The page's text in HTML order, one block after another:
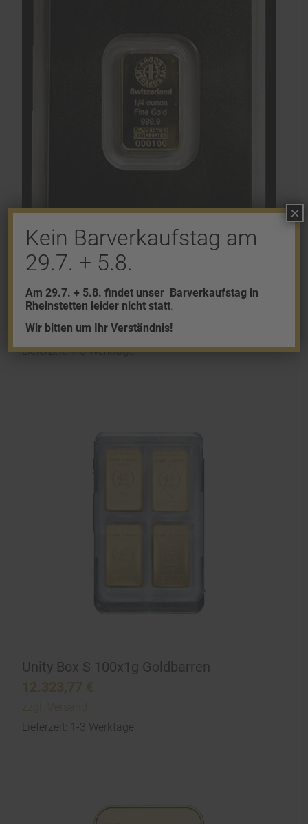
1/4 Unze Goldbarren Resale
960,21€
zzgl.Versand
Lieferzeit: 1-3 Werktage
Unity Box S 100x1g Goldbarren
12.323,77 €
zzgl.
Versand
Lieferzeit: 1-3 Werktage
Kein Barverkaufstag am
29.7. + 5.8.
Am 29.7. + 5.8. findet unser Barverkaufstag in
Rheinstetten leider nicht statt
Wir bitten um Ihr Verständnis!
×